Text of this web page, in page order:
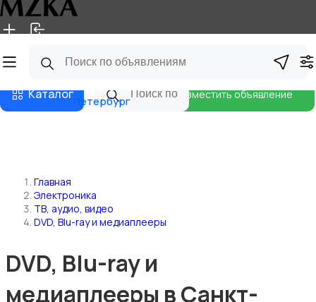
Главная Магазины
КаталогПетербург
Разместить объявление
Главная
Электроника
ТВ, аудио, видео
DVD, Blu-ray и медиаплееры
DVD, Blu-ray и
медиаплееры в Санкт-